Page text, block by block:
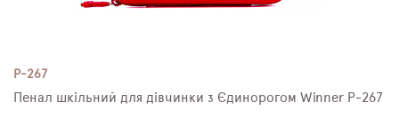
P-267
Пенал шкільний для дівчинки з Єдинорогом Winner P-267